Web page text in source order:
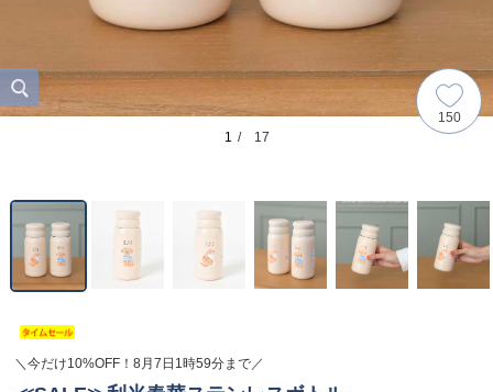
1 / 17
150
＼今だけ10%OFF！8月7日1時59分まで／